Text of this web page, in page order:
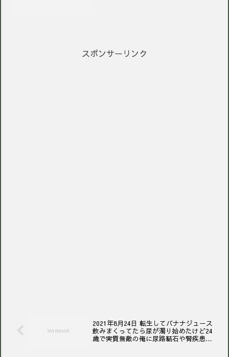
スポンサーリンク
2021年8月24日 転生してバナナジュース
飲みまくってたら尿が濁り始めたけど24
歳で実質無敵の俺に尿路結石や腎疾患の